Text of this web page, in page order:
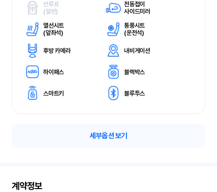
썬루프
(일반)
전동접이
사이드미러
열선시트
(앞좌석)
통풍시트
(운전석)
후방 카메라 내비게이션
하이패스 블랙박스
스마트키 블루투스
세부옵션 보기
계약정보